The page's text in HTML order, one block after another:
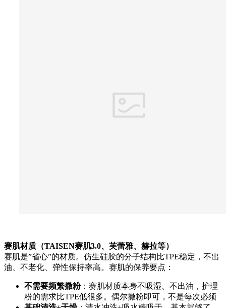
赛肌材质（TAISEN赛肌3.0、芙蕾雅、赫拉等）
赛肌是”省心”的材质。仿生硅胶的分子结构比TPE稳定，不出
油、不老化、弹性保持率高。赛肌的保养要点：
不需要频繁撒粉：赛肌材质本身不吸湿、不出油，护理
粉的需求比TPE低很多。偶尔撒粉即可，不是每次必须